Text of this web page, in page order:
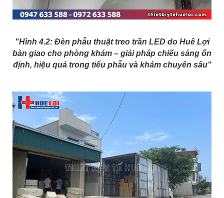
"Hình 4.2: Đèn phẫu thuật treo trần LED do Huê Lợi
bàn giao cho phòng khám – giải pháp chiếu sáng ổn
định, hiệu quả trong tiểu phẫu và khám chuyên sâu"